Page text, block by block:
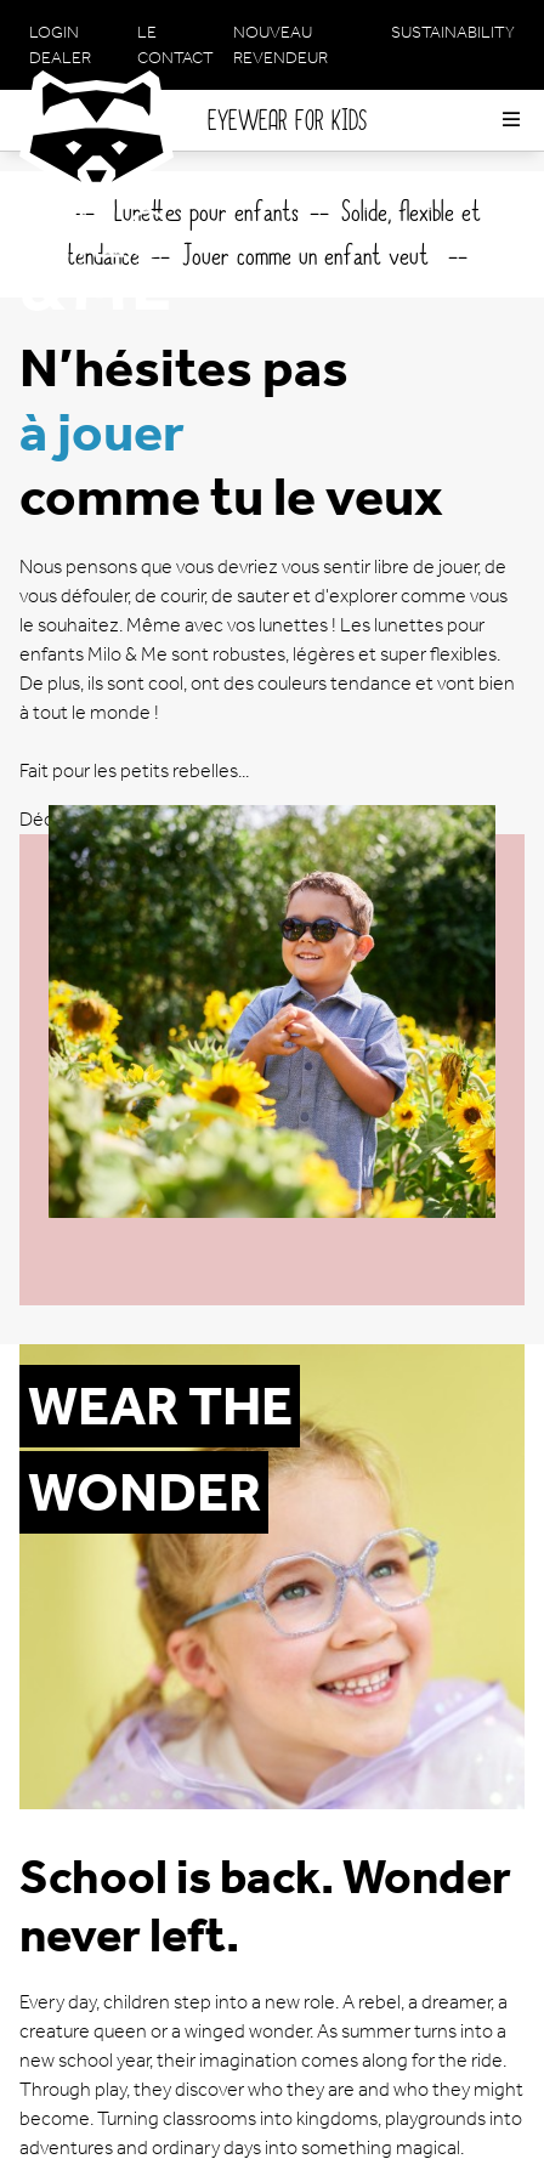
EYEWEAR FOR KIDS
META
NAVIGATION
LOGIN
DEALER
LE
CONTACT
NOUVEAU
REVENDEUR
SUSTAINABILITY
Lunettes pour enfants
Solide, flexible et
tendance
Jouer comme un enfant veut
N’hésites pas
à jouer
comme tu le veux
Nous pensons que vous devriez vous sentir libre de jouer, de
vous défouler, de courir, de sauter et d'explorer comme vous
le souhaitez. Même avec vos lunettes ! Les lunettes pour
enfants Milo & Me sont robustes, légères et super flexibles.
De plus, ils sont cool, ont des couleurs tendance et vont bien
à tout le monde !
Fait pour les petits rebelles...
Découvrez nos lunettes
WEAR THE
WONDER
School is back. Wonder
never left.
Every day, children step into a new role. A rebel, a dreamer, a
creature queen or a winged wonder. As summer turns into a
new school year, their imagination comes along for the ride.
Through play, they discover who they are and who they might
become. Turning classrooms into kingdoms, playgrounds into
adventures and ordinary days into something magical.